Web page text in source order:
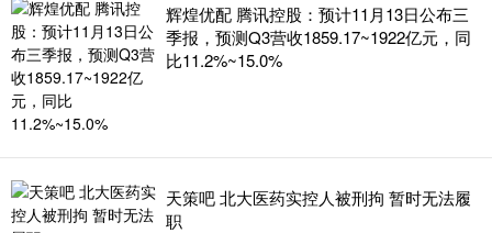
辉煌优配 腾讯控股：预计11月13日公布三
季报，预测Q3营收1859.17~1922亿元，同
比11.2%~15.0%
天策吧 北大医药实控人被刑拘 暂时无法履
职